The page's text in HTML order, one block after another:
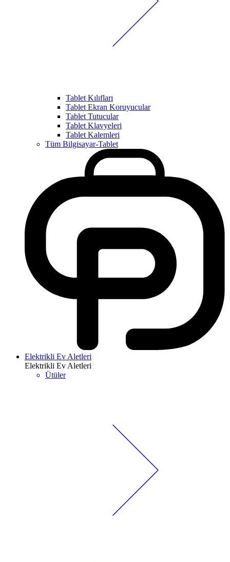
Tablet Kılıfları
Tablet Ekran Koruyucular
Tablet Tutucular
Tablet Klavyeleri
Tablet Kalemleri
Tüm Bilgisayar-Tablet
Elektrikli Ev Aletleri
Elektrikli Ev Aletleri
Ütüler